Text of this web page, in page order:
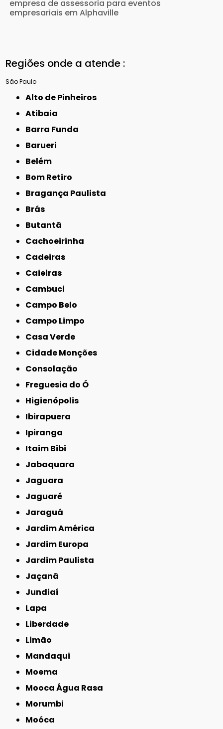
empresa de assessoria para eventos
empresariais em Alphaville
Regiões onde a atende :
São Paulo
Alto de Pinheiros
Atibaia
Barra Funda
Barueri
Belém
Bom Retiro
Bragança Paulista
Brás
Butantã
Cachoeirinha
Cadeiras
Caieiras
Cambuci
Campo Belo
Campo Limpo
Casa Verde
Cidade Monções
Consolação
Freguesia do Ó
Higienópolis
Ibirapuera
Ipiranga
Itaim Bibi
Jabaquara
Jaguara
Jaguaré
Jaraguá
Jardim América
Jardim Europa
Jardim Paulista
Jaçanã
Jundiaí
Lapa
Liberdade
Limão
Mandaqui
Moema
Mooca Água Rasa
Morumbi
Moóca